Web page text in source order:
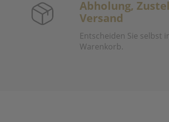
Abholung,
Versand
Entscheiden Sie selbst
Warenkorb.